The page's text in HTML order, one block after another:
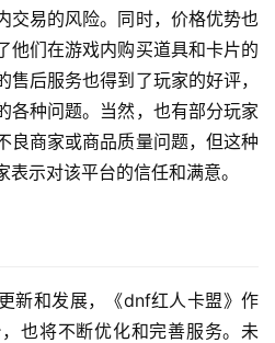
交易的风险。同时，价格优势也
他们在游戏内购买道具和卡片的
后服务也得到了玩家的好评，
各种问题。当然，也有部分玩家
良商家或商品质量问题，但这种
示对该平台的信任和满意。
新和发展，《dnf红人卡盟》作
也将不断优化和完善服务。未